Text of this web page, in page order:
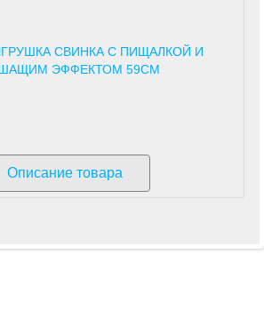
СВИНКА С ПИЩАЛКОЙ И
ЭФФЕКТОМ 59СМ
Описание товара